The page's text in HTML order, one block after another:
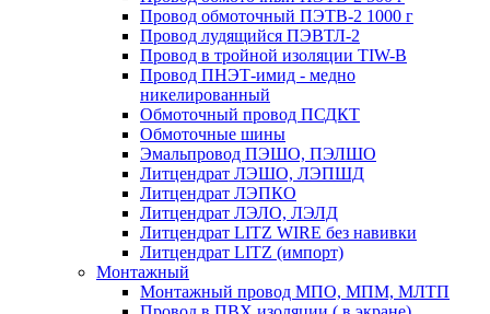
Провод обмоточный ПЭТВ-2 1000 г
Провод лудящийся ПЭВТЛ-2
Провод в тройной изоляции TIW-B
Провод ПНЭТ-имид - медно
никелированный
Обмоточный провод ПСДКТ
Обмоточные шины
Эмальпровод ПЭШО, ПЭЛШО
Литцендрат ЛЭШО, ЛЭПШД
Литцендрат ЛЭПКО
Литцендрат ЛЭЛО, ЛЭЛД
Литцендрат LITZ WIRE без навивки
Литцендрат LITZ (импорт)
Монтажный
Монтажный провод МПО, МПМ, МЛТП